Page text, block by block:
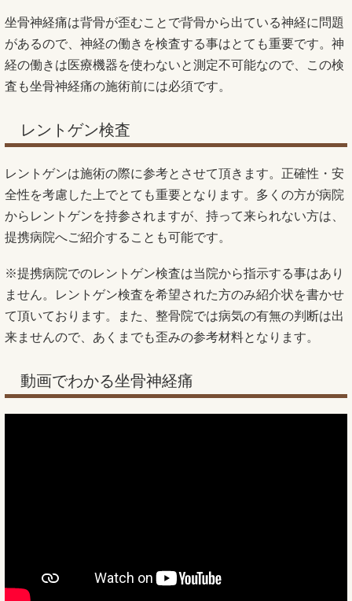
坐骨神経痛は背骨が歪むことで背骨から出ている神経に問題
があるので、神経の働きを検査する事はとても重要です。神
経の働きは医療機器を使わないと測定不可能なので、この検
査も坐骨神経痛の施術前には必須です。
レントゲン検査
レントゲンは施術の際に参考とさせて頂きます。正確性・安
全性を考慮した上でとても重要となります。多くの方が病院
からレントゲンを持参されますが、持って来られない方は、
提携病院へご紹介することも可能です。
※提携病院でのレントゲン検査は当院から指示する事はあり
ません。レントゲン検査を希望された方のみ紹介状を書かせ
て頂いております。また、整骨院では病気の有無の判断は出
来ませんので、あくまでも歪みの参考材料となります。
動画でわかる坐骨神経痛